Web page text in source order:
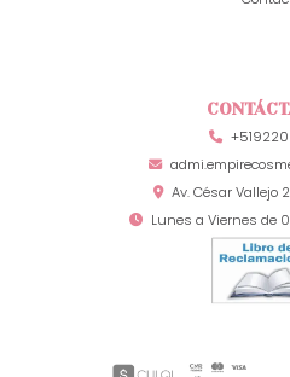
Av. César Vallejo
Lunes a Viernes de